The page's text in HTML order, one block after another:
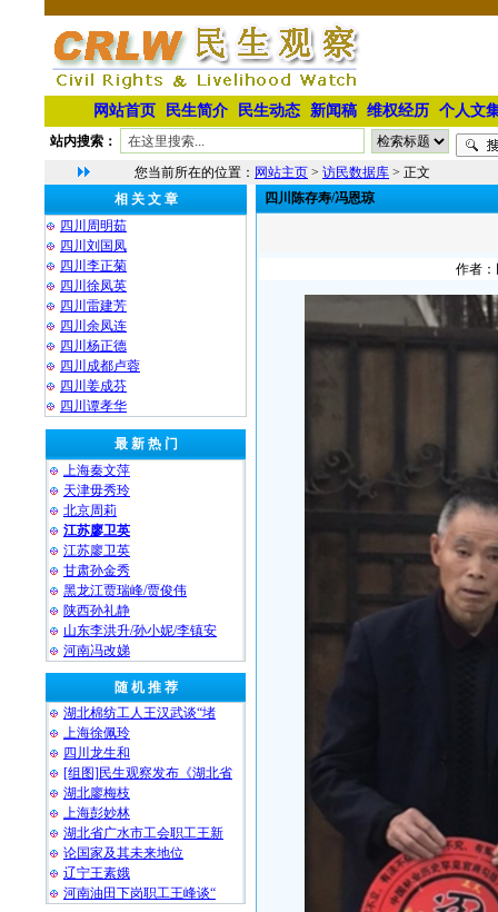
网站首页 民生简介 民生动态 新闻稿 维权经历 个人文
站内搜索：
您当前所在的位置： 网站主页 > 访民数据库 > 正文
相 关 文 章
四川周明茹
四川刘国凤
四川李正菊
四川徐凤英
四川雷建芳
四川余凤连
四川杨正德
四川成都卢蓉
四川姜成芬
四川谭孝华
最 新 热 门
上海秦文萍
天津毋秀玲
北京周莉
江苏廖卫英
江苏廖卫英
甘肃孙金秀
黑龙江贾瑞峰/贾俊伟
陕西孙礼静
山东李洪升/孙小妮/李镇安
河南冯改娣
随 机 推 荐
湖北棉纺工人王汉武谈“堵
上海徐佩玲
四川龙生和
[组图]民生观察发布《湖北省
湖北廖梅枝
上海彭妙林⁩
湖北省广水市工会职工王新
论国家及其未来地位
辽宁王素娥
河南油田下岗职工王峰谈“
四川陈存寿/冯恩琼
作者：